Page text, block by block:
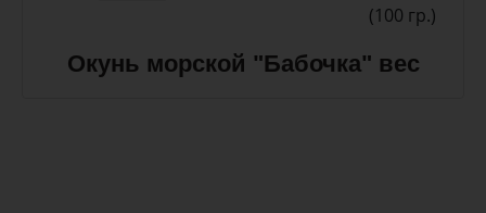
(100 гр.)
Окунь морской "Бабочка" вес